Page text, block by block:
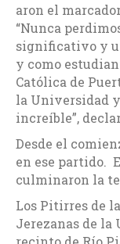
aron el
“Nunca
significativo y
y como
Católica de
la Universidad
increíble”,
Desde el
en ese partido.
culminaron la
Los Pitirres de
Jerezanas de la